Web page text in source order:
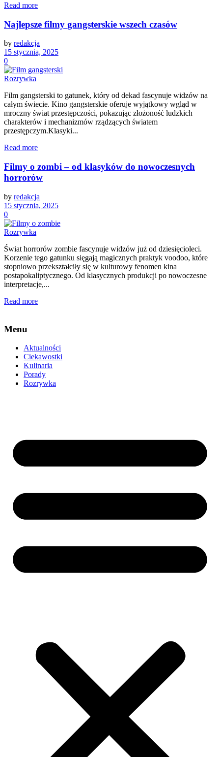
Read more
Najlepsze filmy gangsterskie wszech czasów
by redakcja
15 stycznia, 2025
0
Rozrywka
Film gangsterski to gatunek, który od dekad fascynuje widzów na
całym świecie. Kino gangsterskie oferuje wyjątkowy wgląd w
mroczny świat przestępczości, pokazując złożoność ludzkich
charakterów i mechanizmów rządzących światem
przestępczym.Klasyki...
Read more
Filmy o zombi – od klasyków do nowoczesnych
horrorów
by redakcja
15 stycznia, 2025
0
Rozrywka
Świat horrorów zombie fascynuje widzów już od dziesięcioleci.
Korzenie tego gatunku sięgają magicznych praktyk voodoo, które
stopniowo przekształciły się w kulturowy fenomen kina
postapokaliptycznego. Od klasycznych produkcji po nowoczesne
interpretacje,...
Read more
Menu
Aktualności
Ciekawostki
Kulinaria
Porady
Rozrywka